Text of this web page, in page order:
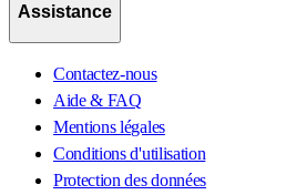
Assistance
Contactez-nous
Aide & FAQ
Mentions légales
Conditions d'utilisation
Protection des données